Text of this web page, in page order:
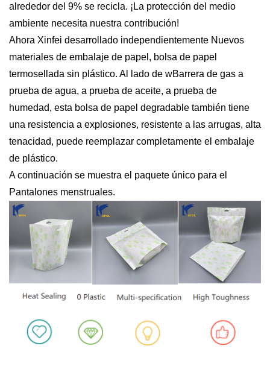
alrededor del 9% se recicla. ¡La protección del medio
ambiente necesita nuestra contribución!
Ahora Xinfei desarrollado independientemente Nuevos
materiales de embalaje de papel, bolsa de papel
termosellada sin plástico. Al lado de wBarrera de gas a
prueba de agua, a prueba de aceite, a prueba de
humedad, esta bolsa de papel degradable también tiene
una resistencia a explosiones, resistente a las arrugas, alta
tenacidad, puede reemplazar completamente el embalaje
de plástico.
A continuación se muestra el paquete único para el
Pantalones menstruales.